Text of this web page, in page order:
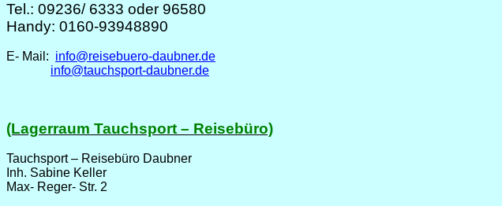
Tel.: 09236/ 6333 oder 96580
Handy: 0160-93948890
E- Mail: info@reisebuero-daubner.de
info@tauchsport-daubner.de
(Lagerraum Tauchsport – Reisebüro)
Tauchsport – Reisebüro Daubner
Inh. Sabine Keller
Max- Reger- Str. 2